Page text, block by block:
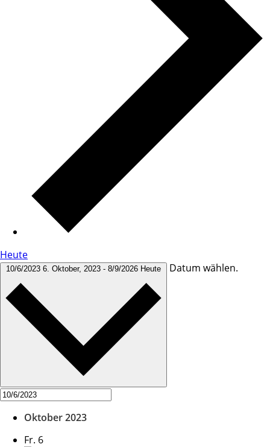
Heute
10/6/2023 6. Oktober, 2023 - 8/9/2026 Heute Datum wählen.
Oktober 2023
Fr. 6